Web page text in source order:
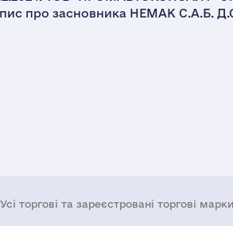
про засновника НЕМАК С.А.Б.
торгові та зареєстровані торгові